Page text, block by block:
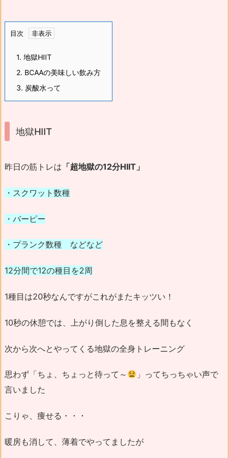
目次
1. 地獄HIIT
2. BCAAの美味しい飲み方
3. 炭酸水って
地獄HIIT
昨日の筋トレは 「超地獄の12分HIIT」
・スクワット数種
・バーピー
・プランク数種 などなど
12分間で12の種目を2周
1種目は20秒なんですがこれがまたキッツい！
10秒の休憩では、上がり倒した息を整える間もなく
次から次へとやってくる地獄の全身トレーニング
思わず「ちょ、ちょっと待って～
」ってちっちゃい声で
言いました
こりゃ、痩せる・・・
暖房も消して、薄着でやってましたが